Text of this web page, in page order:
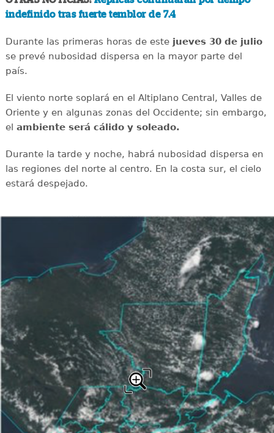
indefinido tras fuerte temblor de 7.4
Durante las primeras horas de este jueves 30 de julio
se prevé nubosidad dispersa en la mayor parte del
país.
El viento norte soplará en el Altiplano Central, Valles de
Oriente y en algunas zonas del Occidente; sin embargo,
el ambiente será cálido y soleado.
Durante la tarde y noche, habrá nubosidad dispersa en
las regiones del norte al centro. En la costa sur, el cielo
estará despejado.